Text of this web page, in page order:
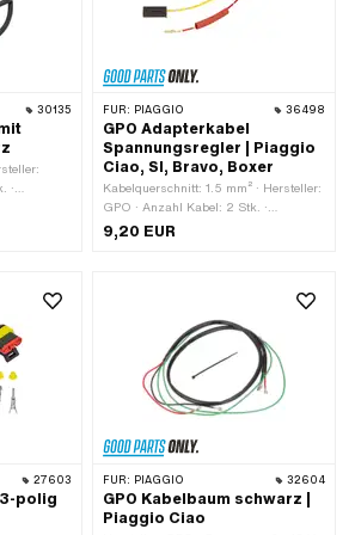
30135
·
180
FÜR: PIAGGIO 36498
GPO Adapterkabel
Spannungsregler | Piaggio
Ciao, SI, Bravo, Boxer
Kabelquerschnitt: 1.5 mm² · Hersteller:
GPO · Anzahl Kabel: 2 Stk. ·
Kabelgabelung bis Motor: 150 mm
9,20 EUR
27603
polig
FÜR: PIAGGIO 32604
GPO Kabelbaum schwarz |
Piaggio Ciao